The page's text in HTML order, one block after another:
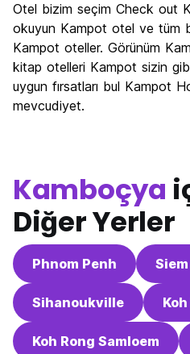
Kültür
Gece hayatı
Ekonomik
Otel bizim seçim Check out
okuyun Kampot otel ve tüm
Kampot oteller. Görünüm
kitap otelleri Kampot sizin
uygun fırsatları bul Kampot
mevcudiyet.
Kamboçya
Diğer Yerler
Phnom Penh
Sihanoukville
Koh Rong Samloem